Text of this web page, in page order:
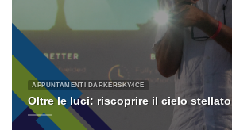
APPUNTAMENTI DARKERSKY4CE
Oltre le luci: riscoprire il cielo stellato